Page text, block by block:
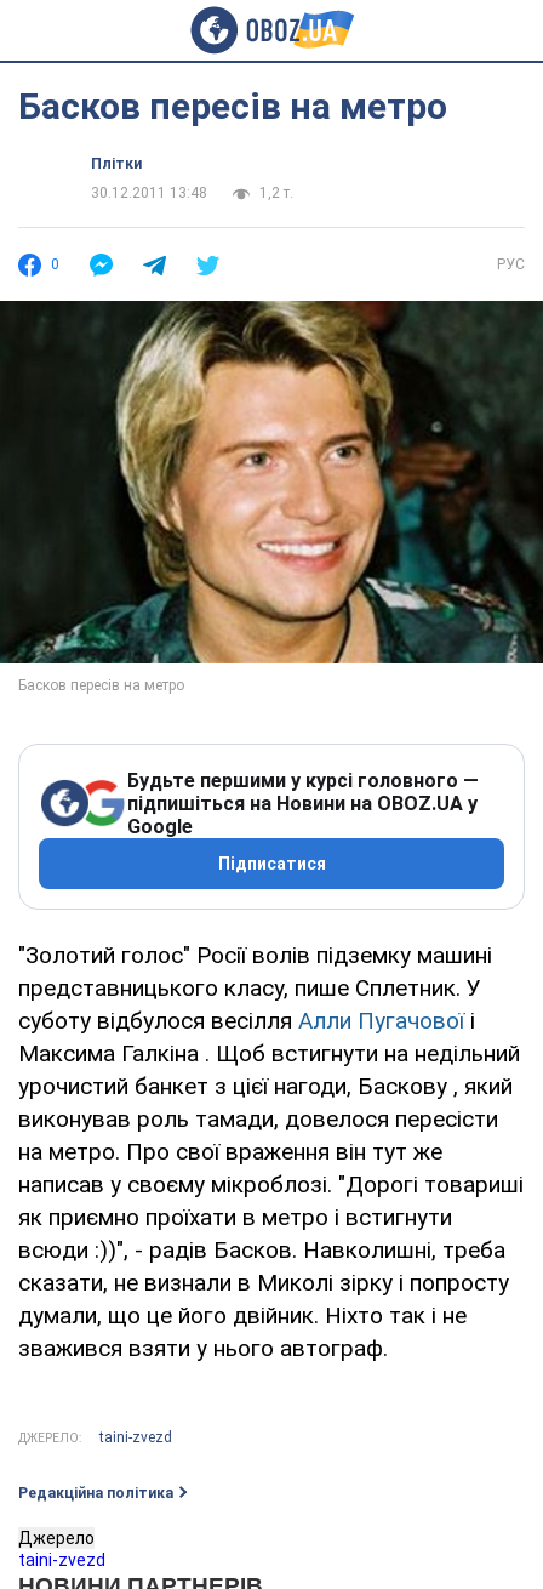
Басков пересів на метро
Плітки
30.12.2011 13:48
1,2 т.
0 РУС
Будьте першими у курсі головного —
підпишіться на Новини на OBOZ.UA у
Google
Підписатися
"Золотий голос" Росії волів підземку машині
представницького класу, пише Сплетник. У
суботу відбулося весілля Алли Пугачовоїі
Максима Галкіна . Щоб встигнути на недільний
урочистий банкет з цієї нагоди, Баскову , який
виконував роль тамади, довелося пересісти
на метро. Про свої враження він тут же
написав у своєму мікроблозі. "Дорогі товариші
як приємно проїхати в метро і встигнути
всюди :))", - радів Басков. Навколишні, треба
сказати, не визнали в Миколі зірку і попросту
думали, що це його двійник. Ніхто так і не
зважився взяти у нього автограф.
ДЖЕРЕЛО: taini-zvezd
Редакційна політика
Джерело
taini-zvezd